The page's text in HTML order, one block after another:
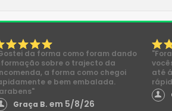
da forma como foram dando
sobre o trajecto da
a forma como chegoi
e bem embalada.
Graça B.em 5/8/26
até